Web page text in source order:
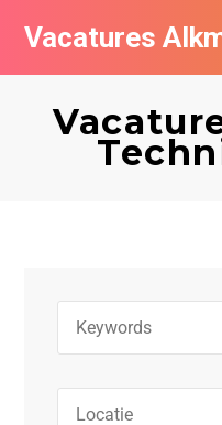
Vacatures
Vacatures per bedrijf
Nieuwsbrief feed